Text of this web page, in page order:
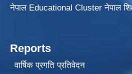
नेपाल Educational Cluster नेपाल
Reports
वार्षिक प्रगति प्रतिवेदन